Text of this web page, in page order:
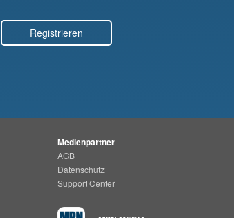
Registrieren
Medienpartner
AGB
Datenschutz
Support Center